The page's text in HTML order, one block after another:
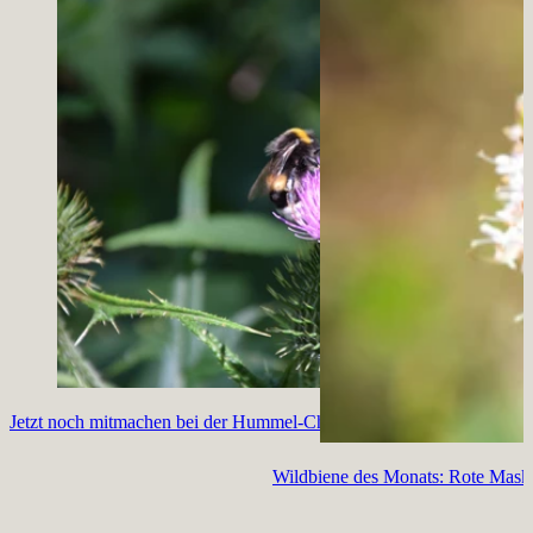
Jetzt noch mitmachen bei der Hummel-Challenge!
Wildbiene des Monats: Rote